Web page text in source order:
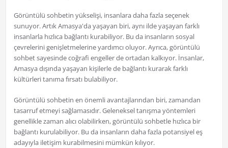
Görüntülü sohbetin yükselişi, insanlara daha fazla seçenek
sunuyor. Artık Amasya'da yaşayan biri, aynı ilde yaşayan farklı
insanlarla hızlıca bağlantı kurabiliyor. Bu da insanların sosyal
çevrelerini genişletmelerine yardımcı oluyor. Ayrıca, görüntülü
sohbet sayesinde coğrafi engeller de ortadan kalkıyor. İnsanlar,
Amasya dışında yaşayan kişilerle de bağlantı kurarak farklı
kültürleri tanıma fırsatı bulabiliyor.
Görüntülü sohbetin en önemli avantajlarından biri, zamandan
tasarruf etmeyi sağlamasıdır. Geleneksel tanışma yöntemleri
genellikle zaman alıcı olabilirken, görüntülü sohbetle hızlıca bir
bağlantı kurulabiliyor. Bu da insanların daha fazla potansiyel eş
adayıyla iletişim kurabilmesini mümkün kılıyor.